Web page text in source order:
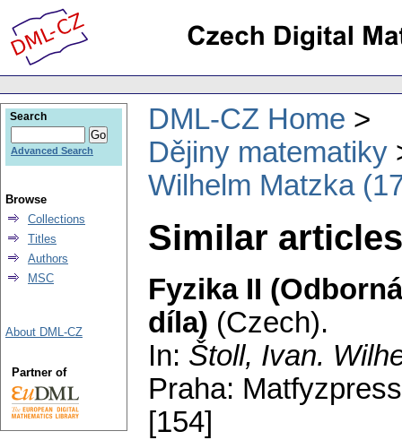
DML-CZ Home
Dějiny matematiky
Wilhelm Matzka
Similar
Fyzika II
díla) (Czech).
In: Štoll, Ivan.
Praha:
[154]
Search
Advanced Search
Browse
Collections
Titles
Authors
MSC
About DML-CZ
Partner of